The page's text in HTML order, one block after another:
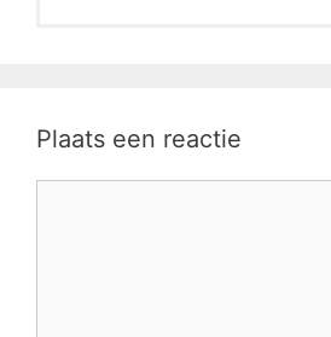
Plaats een reactie